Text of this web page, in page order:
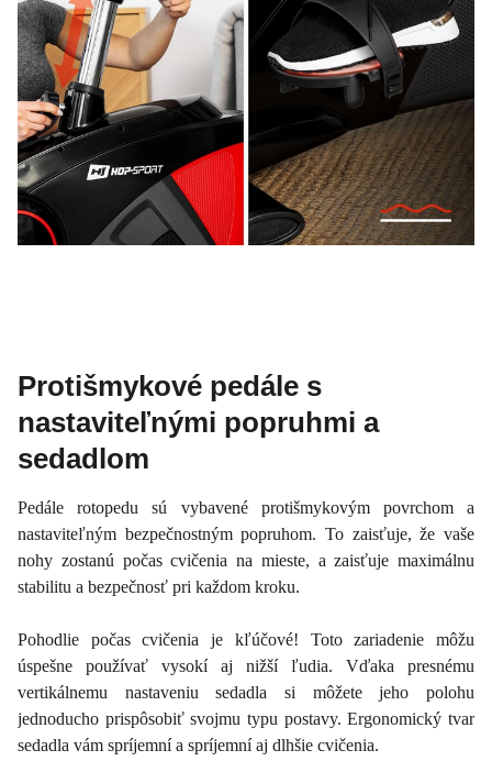
Protišmykové pedále s
nastaviteľnými popruhmi a
sedadlom
Pedále rotopedu sú vybavené protišmykovým povrchom a
nastaviteľným bezpečnostným popruhom. To zaisťuje, že vaše
nohy zostanú počas cvičenia na mieste, a zaisťuje maximálnu
stabilitu a bezpečnosť pri každom kroku.
Pohodlie počas cvičenia je kľúčové! Toto zariadenie môžu
úspešne používať vysokí aj nižší ľudia. Vďaka presnému
vertikálnemu nastaveniu sedadla si môžete jeho polohu
jednoducho prispôsobiť svojmu typu postavy. Ergonomický tvar
sedadla vám spríjemní a spríjemní aj dlhšie cvičenia.